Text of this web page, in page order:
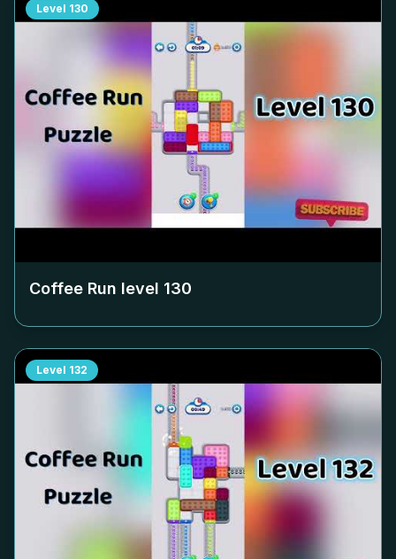
Level 130
Coffee Run level 130
Level 132